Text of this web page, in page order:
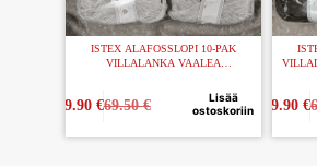
ISTEX ALAFOSSLOPI 10-PAK
VILLALANKA VAALEA
69.50€
59.90 €
Lisää
ostoskoriin
59.90 €